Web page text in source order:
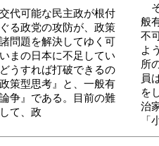
代可能な民主政が根付
る政党の攻防が、政策
問題を解決してゆく可
まの日本に不足してい
うすれば打破できるの
策型思考』と、一般有
争』である。目前の難
て、政
そ
般
不
よ
所
員
を
治
「